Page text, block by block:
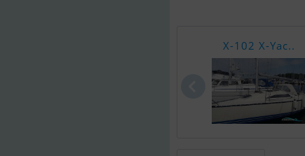
X-102 X-Yac..